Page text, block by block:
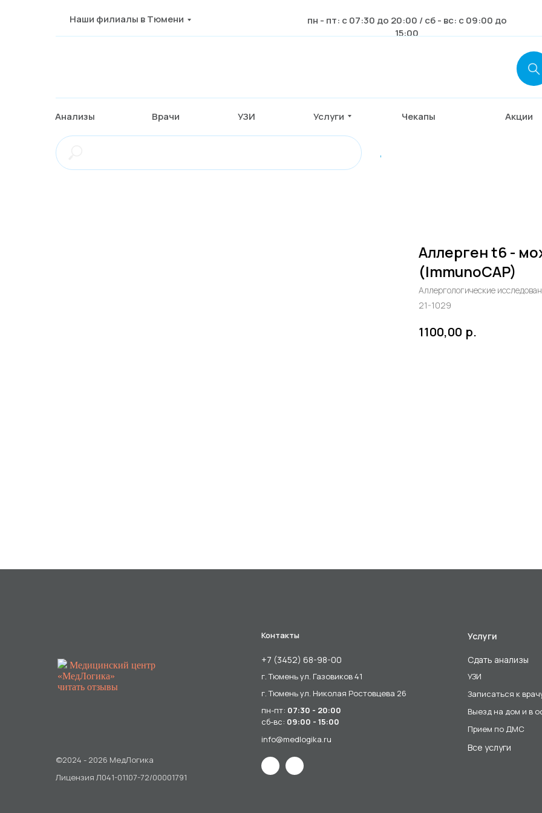
Наши филиалы в Тюмени
пн - пт: с 07:30 до 20:00 / сб - вс: с 09:00 до
15:00
Акции
Анализы Врачи УЗИ Услуги Чекапы
,
Аллерген t6 -
(ImmunoCAP)
Аллергологические
21-1029
1100,00 р.
Лицензия Л041-01107-72/00001791
©2024 - 2026 МедЛогика
Услуги
Записаться к
Сдать анализы
Все услуги
Выезд на дом и в
Контакты
УЗИ
+7 (3452) 68-98-00
г. Тюмень ул. Газовиков 41
г. Тюмень ул. Николая Ростовцева 26
Прием по ДМС
info@medlogika.ru
пн-пт: 07:30 - 20:00
сб-вс: 09:00 - 15:00
Медицинский центр
«МедЛогика»
читать отзывы